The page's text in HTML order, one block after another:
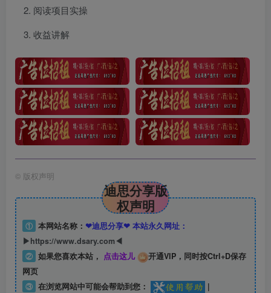
阅读项目实操
收益讲解
© 版权声明
迪思分享版
权声明
① 本网站名称： ❤迪思分享❤ 本站永久网址：
▶https://www.dsary.com◀
② 如果您喜欢本站， 点击这儿
开通VIP，同时按Ctrl+D保存
网页
③ 在浏览网站中可能会帮助到您：
|